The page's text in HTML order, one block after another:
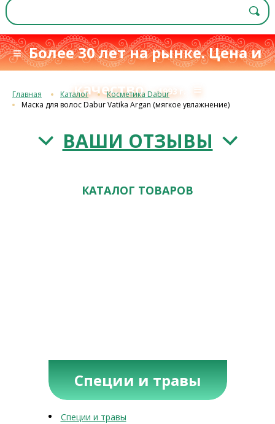
≡ Более 30 лет на рынке. Цена и
качествос 1993 г. ≡
Главная Каталог
Косметика Dabur
Маска для волос Dabur Vatika Argan (мягкое увлажнение)
ВАШИ ОТЗЫВЫ
КАТАЛОГ ТОВАРОВ
Специи и травы
Специи и травы